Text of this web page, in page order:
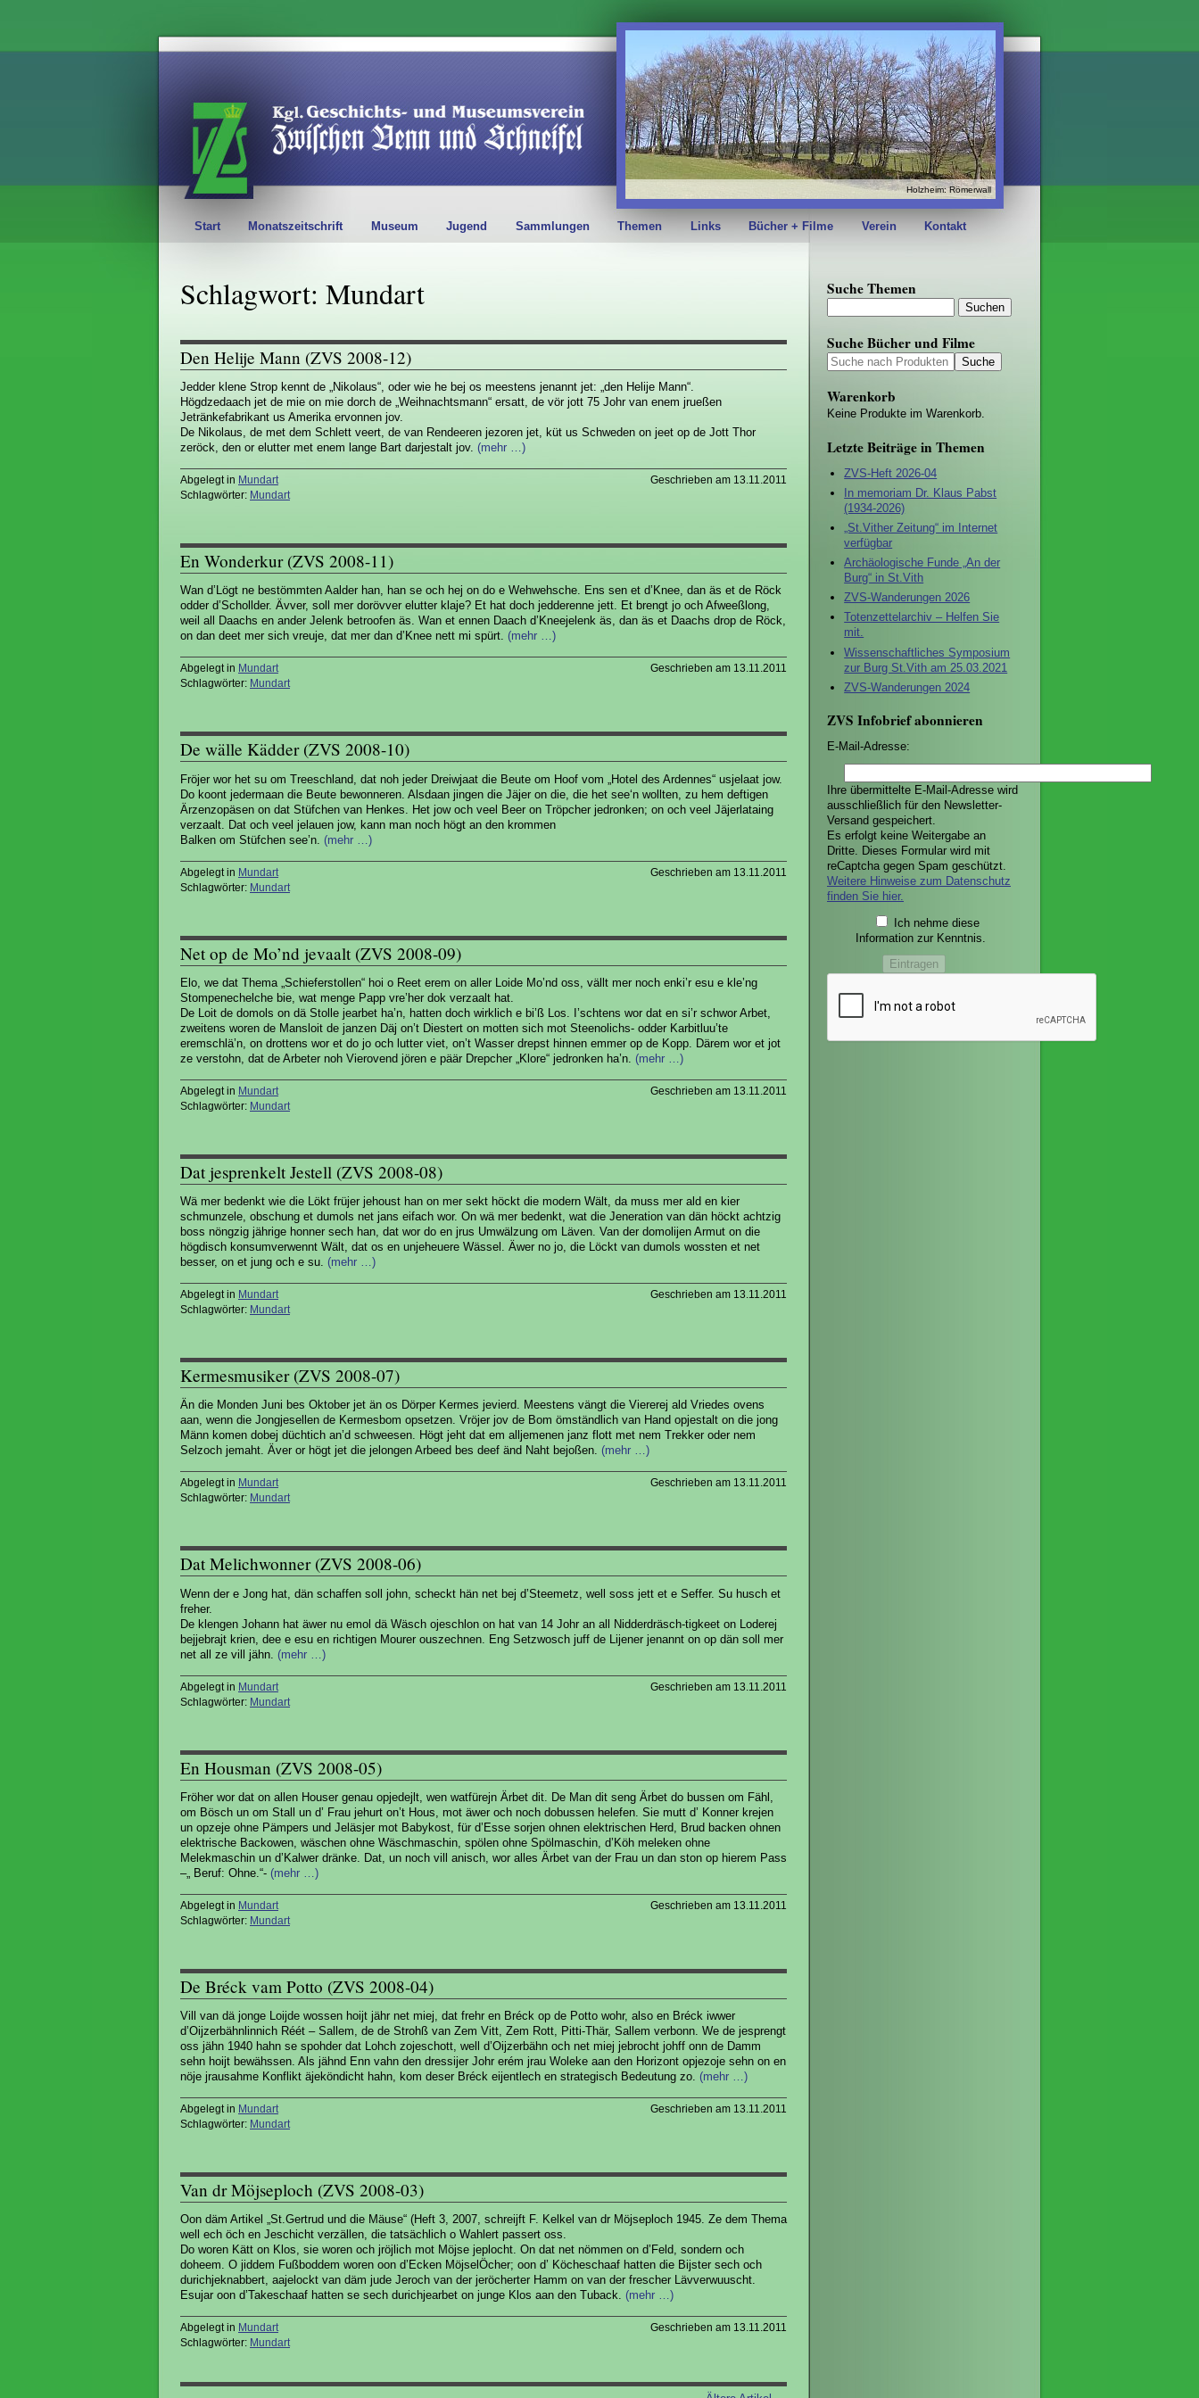
Holzheim: Römerwall
Start Monatszeitschrift Museum Jugend Sammlungen Themen Links Bücher + Filme Verein Kontakt
Schlagwort: Mundart
Den Helije Mann (ZVS 2008-12)
Jedder klene Strop kennt de „Nikolaus“, oder wie he bej os meestens jenannt jet: „den Helije Mann“.
Högdzedaach jet de mie on mie dorch de „Weihnachtsmann“ ersatt, de vör jott 75 Johr van enem jrueßen
Jetränkefabrikant us Amerika ervonnen jov.
De Nikolaus, de met dem Schlett veert, de van Rendeeren jezoren jet, küt us Schweden on jeet op de Jott Thor
zeröck, den or elutter met enem lange Bart darjestalt jov. (mehr …)
Abgelegt in Mundart
Geschrieben am 13.11.2011
Schlagwörter: Mundart
En Wonderkur (ZVS 2008-11)
Wan d’Lögt ne bestömmten Aalder han, han se och hej on do e Wehwehsche. Ens sen et d’Knee, dan äs et de Röck
odder d’Schollder. Ävver, soll mer dorövver elutter klaje? Et hat doch jedderenne jett. Et brengt jo och Afweeßlong,
weil all Daachs en ander Jelenk betroofen äs. Wan et ennen Daach d’Kneejelenk äs, dan äs et Daachs drop de Röck,
on dan deet mer sich vreuje, dat mer dan d’Knee nett mi spürt. (mehr …)
Abgelegt in Mundart
Geschrieben am 13.11.2011
Schlagwörter: Mundart
De wälle Kädder (ZVS 2008-10)
Fröjer wor het su om Treeschland, dat noh jeder Dreiwjaat die Beute om Hoof vom „Hotel des Ardennes“ usjelaat jow.
Do koont jedermaan die Beute bewonneren. Alsdaan jingen die Jäjer on die, die het see‘n wollten, zu hem deftigen
Ärzenzopäsen on dat Stüfchen van Henkes. Het jow och veel Beer on Tröpcher jedronken; on och veel Jäjerlataing
verzaalt. Dat och veel jelauen jow, kann man noch högt an den krommen
Balken om Stüfchen see’n. (mehr …)
Abgelegt in Mundart
Geschrieben am 13.11.2011
Schlagwörter: Mundart
Net op de Mo’nd jevaalt (ZVS 2008-09)
Elo, we dat Thema „Schieferstollen“ hoi o Reet erem on aller Loide Mo’nd oss, vällt mer noch enki’r esu e kle’ng
Stompenechelche bie, wat menge Papp vre’her dok verzaalt hat.
De Loit de domols on dä Stolle jearbet ha’n, hatten doch wirklich e bi’ß Los. I’schtens wor dat en si’r schwor Arbet,
zweitens woren de Mansloit de janzen Däj on’t Diestert on motten sich mot Steenolichs- odder Karbitluu’te
eremschlä’n, on drottens wor et do jo och lutter viet, on’t Wasser drepst hinnen emmer op de Kopp. Därem wor et jot
ze verstohn, dat de Arbeter noh Vierovend jören e päär Drepcher „Klore“ jedronken ha’n. (mehr …)
Abgelegt in Mundart
Geschrieben am 13.11.2011
Schlagwörter: Mundart
Dat jesprenkelt Jestell (ZVS 2008-08)
Wä mer bedenkt wie die Lökt früjer jehoust han on mer sekt höckt die modern Wält, da muss mer ald en kier
schmunzele, obschung et dumols net jans eifach wor. On wä mer bedenkt, wat die Jeneration van dän höckt achtzig
boss nöngzig jährige honner sech han, dat wor do en jrus Umwälzung om Läven. Van der domolijen Armut on die
högdisch konsumverwennt Wält, dat os en unjeheuere Wässel. Äwer no jo, die Löckt van dumols wossten et net
besser, on et jung och e su. (mehr …)
Abgelegt in Mundart
Geschrieben am 13.11.2011
Schlagwörter: Mundart
Kermesmusiker (ZVS 2008-07)
Än die Monden Juni bes Oktober jet än os Dörper Kermes jevierd. Meestens vängt die Viererej ald Vriedes ovens
aan, wenn die Jongjesellen de Kermesbom opsetzen. Vröjer jov de Bom ömständlich van Hand opjestalt on die jong
Männ komen dobej düchtich an’d schweesen. Högt jeht dat em alljemenen janz flott met nem Trekker oder nem
Selzoch jemaht. Äver or högt jet die jelongen Arbeed bes deef änd Naht bejoßen. (mehr …)
Abgelegt in Mundart
Geschrieben am 13.11.2011
Schlagwörter: Mundart
Dat Melichwonner (ZVS 2008-06)
Wenn der e Jong hat, dän schaffen soll john, scheckt hän net bej d’Steemetz, well soss jett et e Seffer. Su husch et
freher.
De klengen Johann hat äwer nu emol dä Wäsch ojeschlon on hat van 14 Johr an all Nidderdräsch-tigkeet on Loderej
bejjebrajt krien, dee e esu en richtigen Mourer ouszechnen. Eng Setzwosch juff de Lijener jenannt on op dän soll mer
net all ze vill jähn. (mehr …)
Abgelegt in Mundart
Geschrieben am 13.11.2011
Schlagwörter: Mundart
En Housman (ZVS 2008-05)
Fröher wor dat on allen Houser genau opjedejlt, wen watfürejn Ärbet dit. De Man dit seng Ärbet do bussen om Fähl,
om Bösch un om Stall un d’ Frau jehurt on’t Hous, mot äwer och noch dobussen helefen. Sie mutt d’ Konner krejen
un opzeje ohne Pämpers und Jeläsjer mot Babykost, für d’Esse sorjen ohnen elektrischen Herd, Brud backen ohnen
elektrische Backowen, wäschen ohne Wäschmaschin, spölen ohne Spölmaschin, d’Köh meleken ohne
Melekmaschin un d’Kalwer dränke. Dat, un noch vill anisch, wor alles Ärbet van der Frau un dan ston op hierem Pass
–„ Beruf: Ohne.“- (mehr …)
Abgelegt in Mundart
Geschrieben am 13.11.2011
Schlagwörter: Mundart
De Bréck vam Potto (ZVS 2008-04)
Vill van dä jonge Loijde wossen hoijt jähr net miej, dat frehr en Bréck op de Potto wohr, also en Bréck iwwer
d’Oijzerbähnlinnich Réét – Sallem, de de Strohß van Zem Vitt, Zem Rott, Pitti-Thär, Sallem verbonn. We de jesprengt
oss jähn 1940 hahn se spohder dat Lohch zojeschott, well d’Oijzerbähn och net miej jebrocht johff onn de Damm
sehn hoijt bewähssen. Als jähnd Enn vahn den dressijer Johr erém jrau Woleke aan den Horizont opjezoje sehn on en
nöje jrausahme Konflikt äjeköndicht hahn, kom deser Bréck eijentlech en strategisch Bedeutung zo. (mehr …)
Abgelegt in Mundart
Geschrieben am 13.11.2011
Schlagwörter: Mundart
Van dr Möjseploch (ZVS 2008-03)
Oon däm Artikel „St.Gertrud und die Mäuse“ (Heft 3, 2007, schreijft F. Kelkel van dr Möjseploch 1945. Ze dem Thema
well ech öch en Jeschicht verzällen, die tatsächlich o Wahlert passert oss.
Do woren Kätt on Klos, sie woren och jröjlich mot Möjse jeplocht. On dat net nömmen on d’Feld, sondern och
doheem. O jiddem Fußboddem woren oon d’Ecken MöjselÖcher; oon d’ Köcheschaaf hatten die Bijster sech och
durichjeknabbert, aajelockt van däm jude Jeroch van der jeröcherter Hamm on van der frescher Lävverwuuscht.
Esujar oon d’Takeschaaf hatten se sech durichjearbet on junge Klos aan den Tuback. (mehr …)
Abgelegt in Mundart
Geschrieben am 13.11.2011
Schlagwörter: Mundart
Suche Themen
Suche Bücher und Filme
Warenkorb
Keine Produkte im Warenkorb.
Letzte Beiträge in Themen
ZVS-Heft 2026-04
In memoriam Dr. Klaus Pabst
(1934-2026)
„St.Vither Zeitung“ im Internet
verfügbar
Archäologische Funde „An der
Burg“ in St.Vith
ZVS-Wanderungen 2026
Totenzettelarchiv – Helfen Sie
mit.
Wissenschaftliches Symposium
zur Burg St.Vith am 25.03.2021
ZVS-Wanderungen 2024
ZVS Infobrief abonnieren
E-Mail-Adresse:
Ihre übermittelte E-Mail-Adresse wird
ausschließlich für den Newsletter-
Versand gespeichert.
Es erfolgt keine Weitergabe an
Dritte. Dieses Formular wird mit
reCaptcha gegen Spam geschützt.
Weitere Hinweise zum Datenschutz
finden Sie hier.
Ich nehme diese
Information zur Kenntnis.